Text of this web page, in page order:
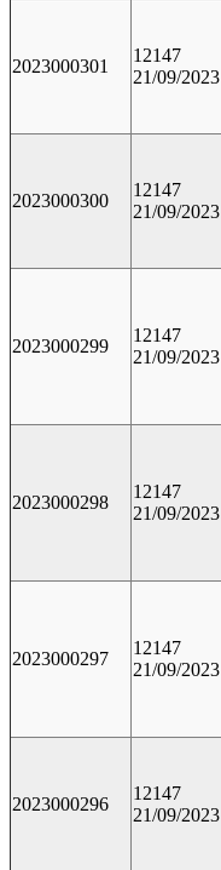
2023000301
12147
21/09/2023
2023000300
12147
21/09/2023
2023000299
12147
21/09/2023
2023000298
12147
21/09/2023
2023000297
12147
21/09/2023
2023000296
12147
21/09/2023